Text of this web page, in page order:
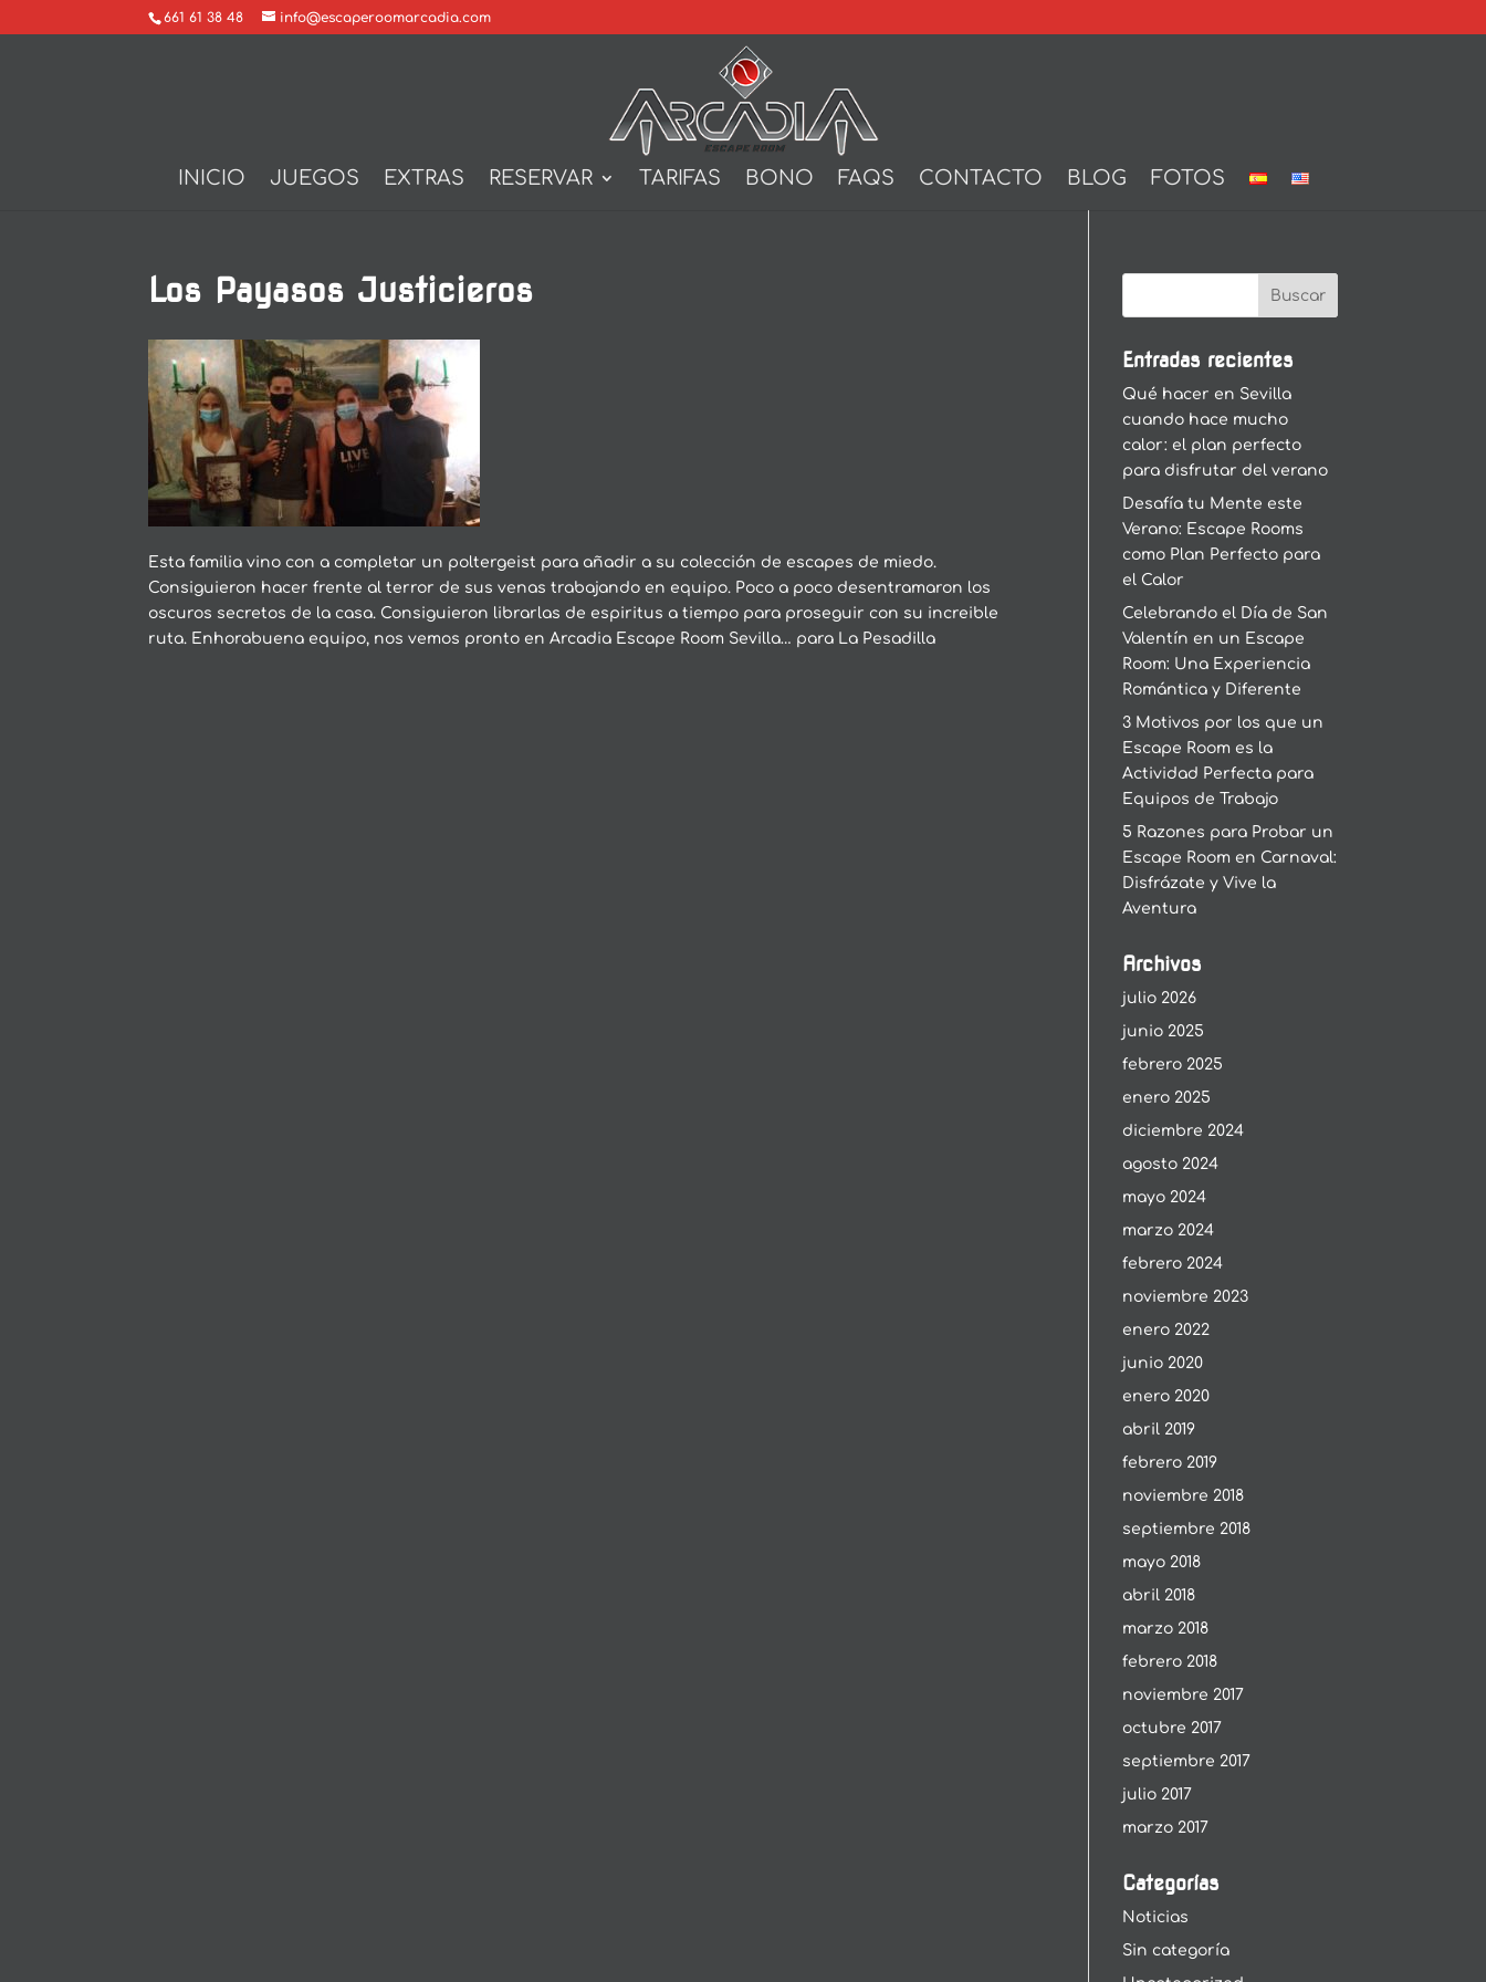
661 61 38 48 info@escaperoomarcadia.com
INICIO JUEGOS EXTRAS RESERVAR TARIFAS BONO FAQS CONTACTO BLOG FOTOS
Los Payasos Justicieros
Esta familia vino con a completar un poltergeist para añadir a su colección de escapes de miedo.
Consiguieron hacer frente al terror de sus venas trabajando en equipo. Poco a poco desentramaron los
oscuros secretos de la casa. Consiguieron librarlas de espiritus a tiempo para proseguir con su increible
ruta. Enhorabuena equipo, nos vemos pronto en Arcadia Escape Room Sevilla… para La Pesadilla
Entradas recientes
Qué hacer en Sevilla
cuando hace mucho
calor: el plan perfecto
para disfrutar del verano
Desafía tu Mente este
Verano: Escape Rooms
como Plan Perfecto para
el Calor
Celebrando el Día de San
Valentín en un Escape
Room: Una Experiencia
Romántica y Diferente
3 Motivos por los que un
Escape Room es la
Actividad Perfecta para
Equipos de Trabajo
5 Razones para Probar un
Escape Room en Carnaval:
Disfrázate y Vive la
Aventura
Archivos
julio 2026
junio 2025
febrero 2025
enero 2025
diciembre 2024
agosto 2024
mayo 2024
marzo 2024
febrero 2024
noviembre 2023
enero 2022
junio 2020
enero 2020
abril 2019
febrero 2019
noviembre 2018
septiembre 2018
mayo 2018
abril 2018
marzo 2018
febrero 2018
noviembre 2017
octubre 2017
septiembre 2017
julio 2017
marzo 2017
Categorías
Noticias
Sin categoría